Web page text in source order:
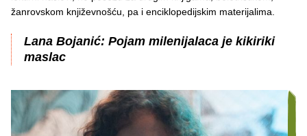
žanrovskom književnošću, pa i enciklopedijskim materijalima.
Lana Bojanić: Pojam milenijalaca je kikiriki
maslac